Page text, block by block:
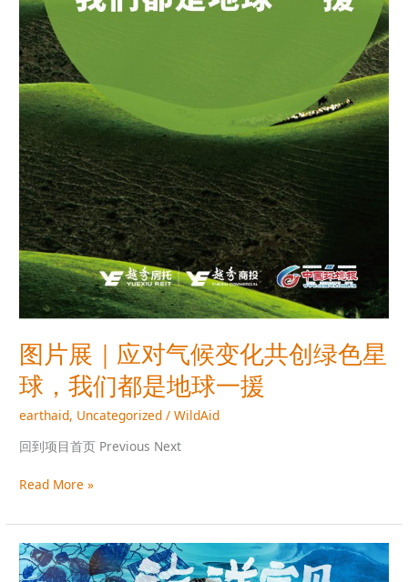
图片展｜应对气候变化共创绿色星
球，我们都是地球一援
earthaid, Uncategorized /WildAid
回到项目首页 Previous Next
我
们
都
是
地
球
一
援
Read More »
玳
瑁